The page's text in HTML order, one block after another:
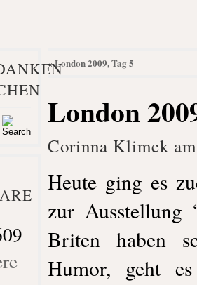
«London 2009, Tag 5
London
Corinna Klimek
Heute ging es
zur Ausstellung
Briten haben
Humor, geht